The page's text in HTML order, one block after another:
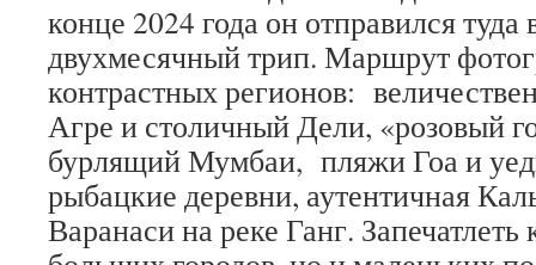
конце 2024 года он отправился
двухмесячный трип. Маршрут
контрастных регионов:
Агре и столичный Дели, «розовый
бурлящий Мумбаи, пляжи Гоа и
рыбацкие деревни, аутентичная
Варанаси на реке Ганг. Запечатлеть